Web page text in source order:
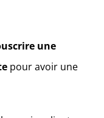
une
pour avoir une